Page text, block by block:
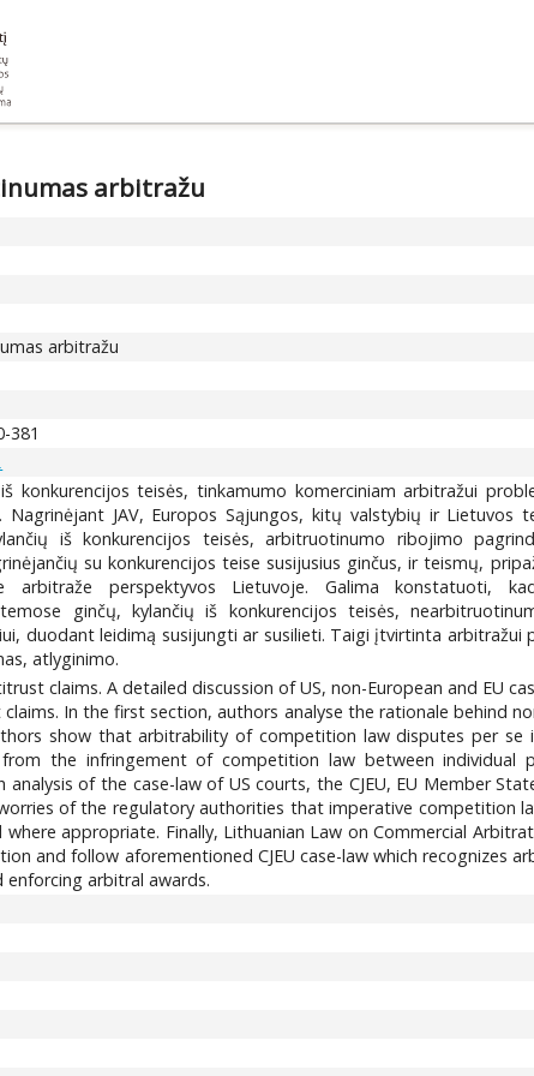
arbitražu
arbitražu
381
konkurencijos teisės, tinkamumo komerciniam arbitražui
JAV, Europos Sąjungos, kitų valstybių ir Lietuvos
iš konkurencijos teisės, arbitruotinumo ribojimo
su konkurencijos teise susijusius ginčus, ir teismų,
arbitraže perspektyvos Lietuvoje. Galima konstatuoti,
ginčų, kylančių iš konkurencijos teisės,
duodant leidimą susijungti ar susilieti. Taigi įtvirtinta arbitražui
atlyginimo.
claims. A detailed discussion of US, non-European and EU
In the first section, authors analyse the rationale behind
show that arbitrability of competition law disputes per se
from the infringement of competition law between
of the case-law of US courts, the CJEU, EU Member
of the regulatory authorities that imperative competition
appropriate. Finally, Lithuanian Law on Commercial
and follow aforementioned CJEU case-law which recognizes
arbitral awards.